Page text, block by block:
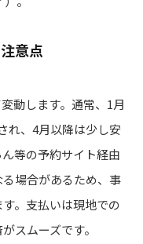
意点
動します。通常、1月
れ、4月以降は少し安
等の予約サイト経由
場合があるため、事
。支払いは現地での
スムーズです。